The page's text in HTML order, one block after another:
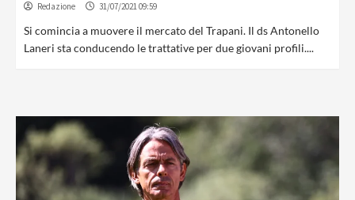
Redazione 31/07/2021 09:59
Si comincia a muovere il mercato del Trapani. Il ds Antonello
Laneri sta conducendo le trattative per due giovani profili....